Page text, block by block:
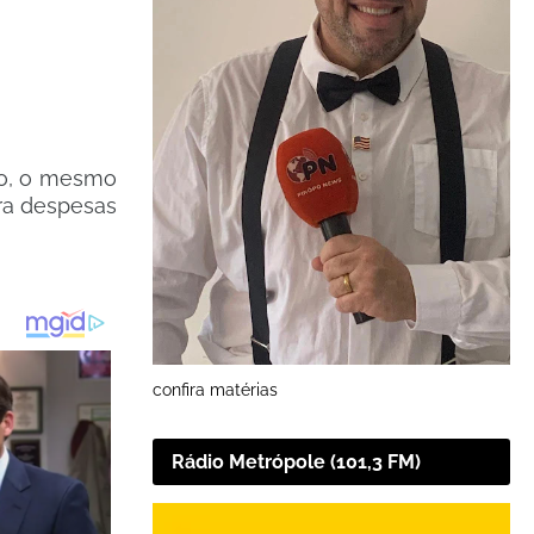
o mesmo
despesas
confira matérias
Rádio Metrópole (101,3 FM)